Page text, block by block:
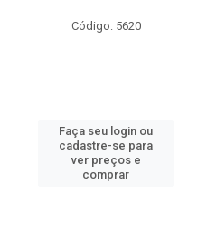
Código: 5620
Faça seu login ou
cadastre-se para
ver preços e
comprar